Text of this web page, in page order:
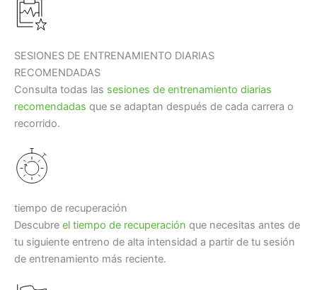
SESIONES DE ENTRENAMIENTO DIARIAS
RECOMENDADAS
Consulta todas las sesiones de entrenamiento diarias
recomendadas que se adaptan después de cada carrera o
recorrido.
tiempo de recuperación
Descubre el tiempo de recuperación que necesitas antes de
tu siguiente entreno de alta intensidad a partir de tu sesión
de entrenamiento más reciente.